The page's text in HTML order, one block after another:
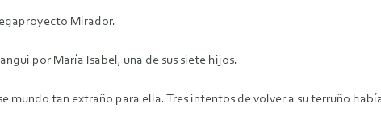
Mirador.
por María Isabel, una de sus siete hijos.
mundo tan extraño para ella. Tres intentos de volver a su terruño